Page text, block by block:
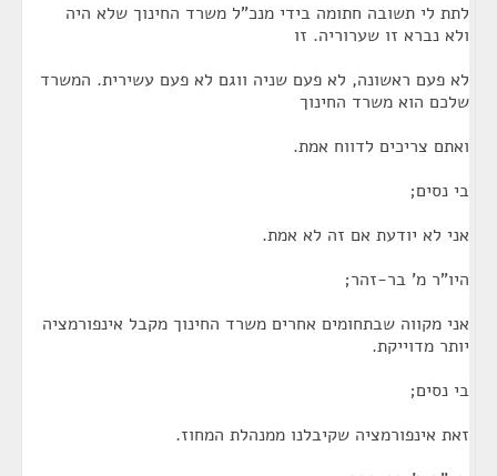
לתת לי תשובה חתומה בידי מנכ"ל משרד החינוך שלא היה
ולא נברא זו שערוריה. זו
לא פעם ראשונה, לא פעם שניה ווגם לא פעם עשירית. המשרד
שלכם הוא משרד החינוך
ואתם צריכים לדווח אמת.
בי נסים;
אני לא יודעת אם זה לא אמת.
היו"ר מ' בר-זהר;
אני מקווה שבתחומים אחרים משרד החינוך מקבל אינפורמציה
יותר מדוייקת.
בי נסים;
זאת אינפורמציה שקיבלנו ממנהלת המחוז.